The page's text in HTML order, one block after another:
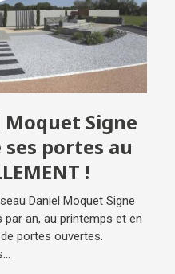
Moquet Signe
portes au
!
Daniel Moquet Signe
an, au printemps et en
portes ouvertes.